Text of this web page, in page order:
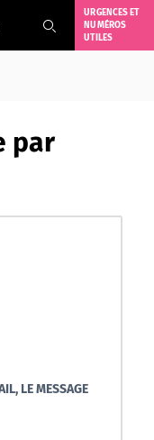
d'accessibilité
URGENCES ET
NUMÉROS
UTILES
par
LE MESSAGE